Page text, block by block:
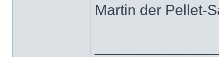
Martin der Pellet-